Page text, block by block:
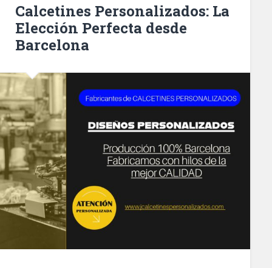
Calcetines Personalizados: La
Elección Perfecta desde
Barcelona